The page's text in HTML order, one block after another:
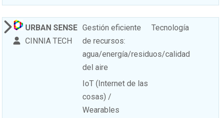
URBAN SENSE
CINNIA TECH
Gestión eficiente
de recursos:
agua/energía/residuos/calidad
del aire
IoT (Internet de las
cosas) /
Wearables
Tecnología